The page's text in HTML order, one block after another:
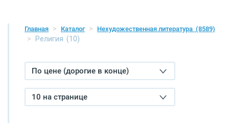
Главная Каталог Нехудожественная литература (8589)
Религия (10)
По цене (дорогие в конце)
10 на странице